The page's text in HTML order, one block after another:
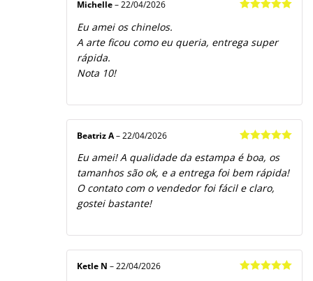
Michelle – 22/04/2026
Eu amei os chinelos.
A arte ficou como eu queria, entrega super
rápida.
Nota 10!
de 5
Beatriz A – 22/04/2026
Eu amei! A qualidade da estampa é boa, os
tamanhos são ok, e a entrega foi bem rápida!
O contato com o vendedor foi fácil e claro,
gostei bastante!
Ketle N – 22/04/2026